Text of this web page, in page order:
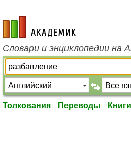
academic.ru
Словари и энциклопедии на
Толкования Переводы Книги